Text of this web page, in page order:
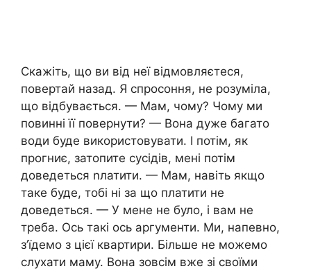
Скажіть, що ви від неї відмовляєтеся,
повертай назад. Я спросоння, не розуміла,
що відбувається. — Мам, чому? Чому ми
повинні її повернути? — Вона дуже багато
води буде використовувати. І потім, як
прогниє, затопите сусідів, мені потім
доведеться nлатити. — Мам, навіть якщо
таке буде, тобі ні за що платити не
доведеться. — У мене не було, і вам не
треба. Ось такі ось аргументи. Ми, напевно,
з’їдемо з цієї квартири. Більше не можемо
слухати маму. Вона зовсім вже зі своїми